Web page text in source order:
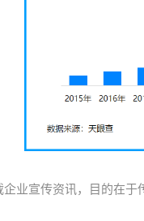
业宣传资讯，目的在